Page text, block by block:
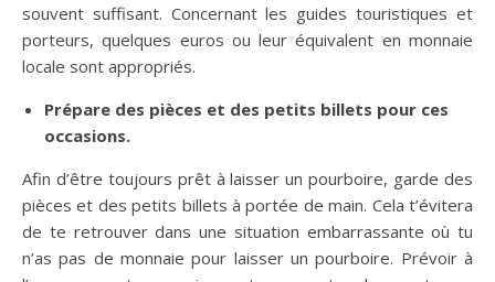
souvent suffisant. Concernant les guides touristiques et
porteurs, quelques euros ou leur équivalent en monnaie
locale sont appropriés.
Prépare des pièces et des petits billets pour ces
occasions.
Afin d’être toujours prêt à laisser un pourboire, garde des
pièces et des petits billets à portée de main. Cela t’évitera
de te retrouver dans une situation embarrassante où tu
n’as pas de monnaie pour laisser un pourboire. Prévoir à